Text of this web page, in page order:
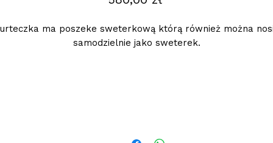
ma poszeke sweterkową którą również można
samodzielnie jako sweterek.